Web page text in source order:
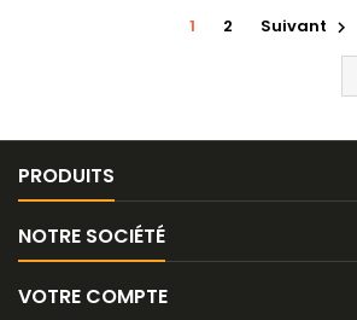
1 2 Suivant 
PRODUITS
NOTRE SOCIÉTÉ
VOTRE COMPTE